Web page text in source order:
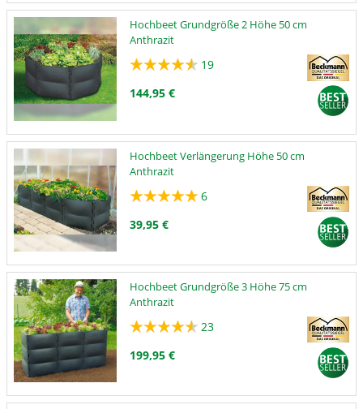
Hochbeet Grundgröße 2 Höhe 50 cm
Anthrazit
19
144,95 €
Hochbeet Verlängerung Höhe 50 cm
Anthrazit
6
39,95 €
Hochbeet Grundgröße 3 Höhe 75 cm
Anthrazit
23
199,95 €